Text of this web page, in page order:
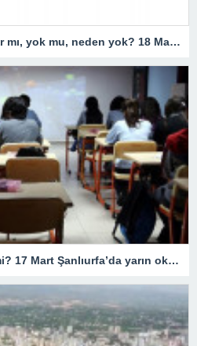
18 Mart Google Doodle var mı, yok mu, neden yok? 18 Mart Çanakkale Zaferi Doodle’ı neden yok, resmi açıklama geldi mi? Google 18 Mart Doodle yaptı mı?
Şanlıurfa’da okullar tatil mi? 17 Mart Şanlıurfa’da yarın okullar tatil mi olacak? 17 Mart Cuma günü okullar hangi illerde tatil?